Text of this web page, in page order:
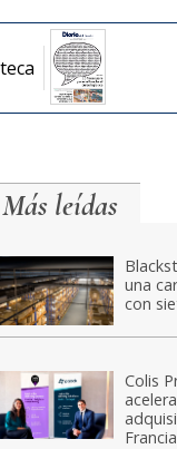
Más leídas
una
con
Colis
Francia